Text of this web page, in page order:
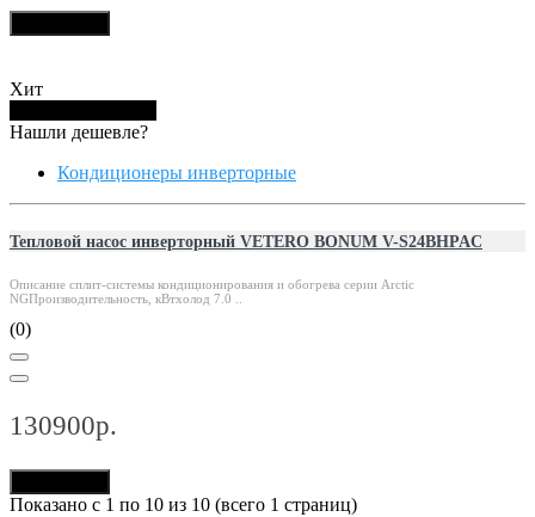
Хит
Нашли дешевле?
Кондиционеры инверторные
Тепловой насос инверторный VETERO BONUM V-S24BHPAC
Описание сплит-системы кондиционирования и обогрева серии Arctic
NGПроизводительность, кВтхолод 7.0 ..
(0)
130900р.
Показано с 1 по 10 из 10 (всего 1 страниц)